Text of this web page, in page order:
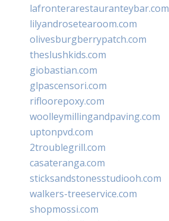
lafronterarestauranteybar.com
lilyandrosetearoom.com
olivesburgberrypatch.com
theslushkids.com
giobastian.com
glpascensori.com
rifloorepoxy.com
woolleymillingandpaving.com
uptonpvd.com
2troublegrill.com
casateranga.com
sticksandstonesstudiooh.com
walkers-treeservice.com
shopmossi.com